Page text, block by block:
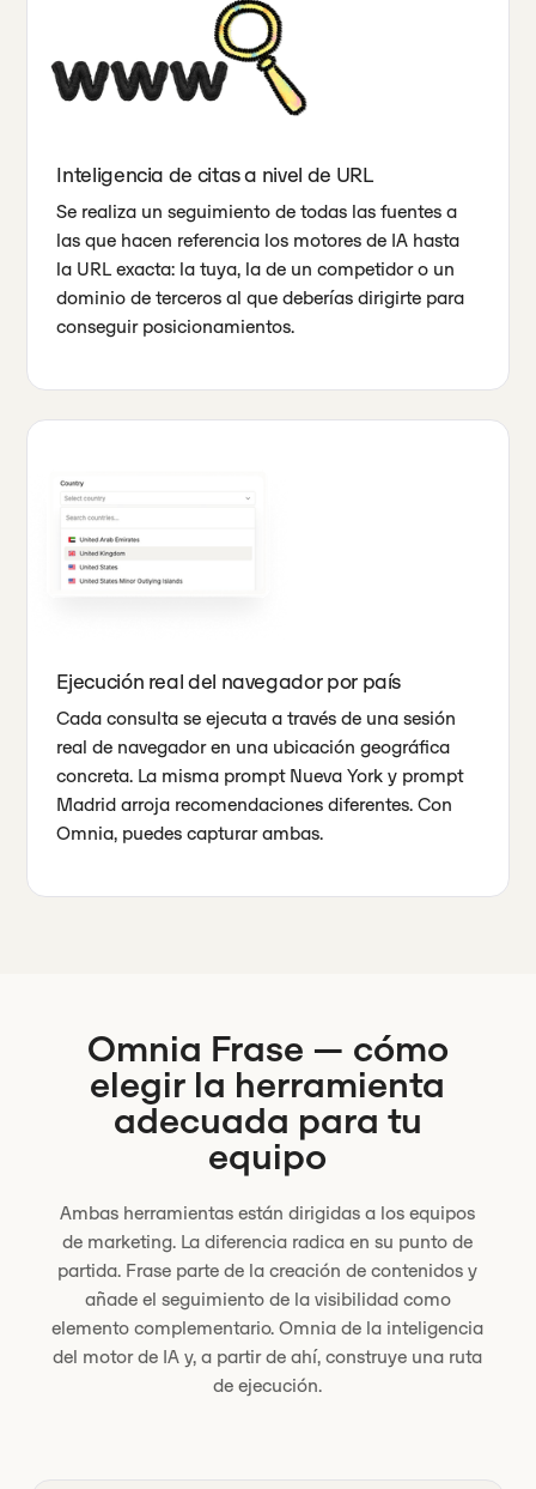
Inteligencia de citas a nivel de URL
Se realiza un seguimiento de todas las fuentes a
las que hacen referencia los motores de IA hasta
la URL exacta: la tuya, la de un competidor o un
dominio de terceros al que deberías dirigirte para
conseguir posicionamientos.
Ejecución real del navegador por país
Cada consulta se ejecuta a través de una sesión
real de navegador en una ubicación geográfica
concreta. La misma prompt Nueva York y prompt
Madrid arroja recomendaciones diferentes. Con
Omnia, puedes capturar ambas.
Omnia Frase — cómo
elegir la herramienta
adecuada para tu
equipo
Ambas herramientas están dirigidas a los equipos
de marketing. La diferencia radica en su punto de
partida. Frase parte de la creación de contenidos y
añade el seguimiento de la visibilidad como
elemento complementario. Omnia de la inteligencia
del motor de IA y, a partir de ahí, construye una ruta
de ejecución.